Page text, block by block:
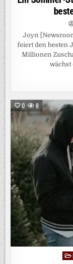
Joyn
feiert den besten
Millionen
wächst
0 8